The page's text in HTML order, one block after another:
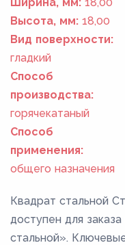
Высота, мм: 18,00
Вид поверхности:
гладкий
Способ
производства:
горячекатаный
Способ
применения:
общего назначения
Квадрат стальной
доступен для
стальной».